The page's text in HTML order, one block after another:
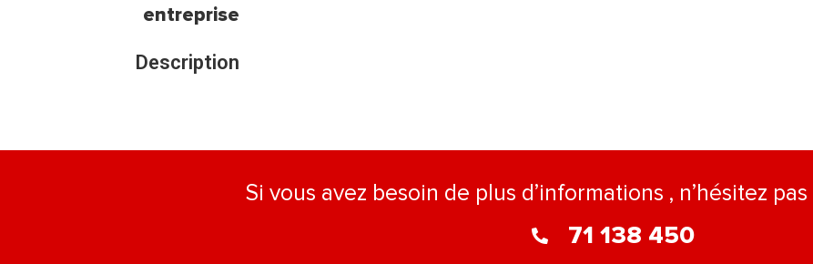
entreprise
Description
Si vous avez besoin de plus d’informations , n’hésitez
71 138 450